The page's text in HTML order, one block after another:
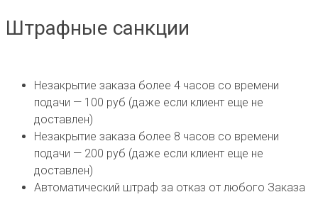
Штрафные санкции
Незакрытие заказа более 4 часов со времени
подачи — 100 руб (даже если клиент еще не
доставлен)
Незакрытие заказа более 8 часов со времени
подачи — 200 руб (даже если клиент еще не
доставлен)
Автоматический штраф за отказ от любого Заказа